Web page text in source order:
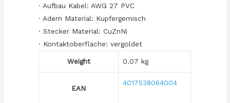
· Aufbau Kabel: AWG 27 PVC
· Adern Material: Kupfergemisch
· Stecker Material: CuZnNi
· Kontaktoberfläche: vergoldet
Weight 0.07 kg
EAN
4017538064004